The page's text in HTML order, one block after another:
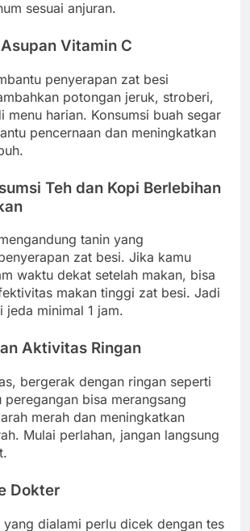
sesuai anjuran.
Vitamin C
penyerapan zat besi
potongan jeruk, stroberi,
menu harian. Konsumsi buah segar
pencernaan dan meningkatkan
Teh dan Kopi Berlebihan
tanin yang
zat besi. Jika kamu
waktu dekat setelah makan, bisa
makan tinggi zat besi. Jadi
jeda minimal 1 jam.
Aktivitas Ringan
bergerak dengan ringan seperti
peregangan bisa merangsang
merah dan meningkatkan
Mulai perlahan, jangan langsung
Dokter
yang dialami perlu dicek dengan tes